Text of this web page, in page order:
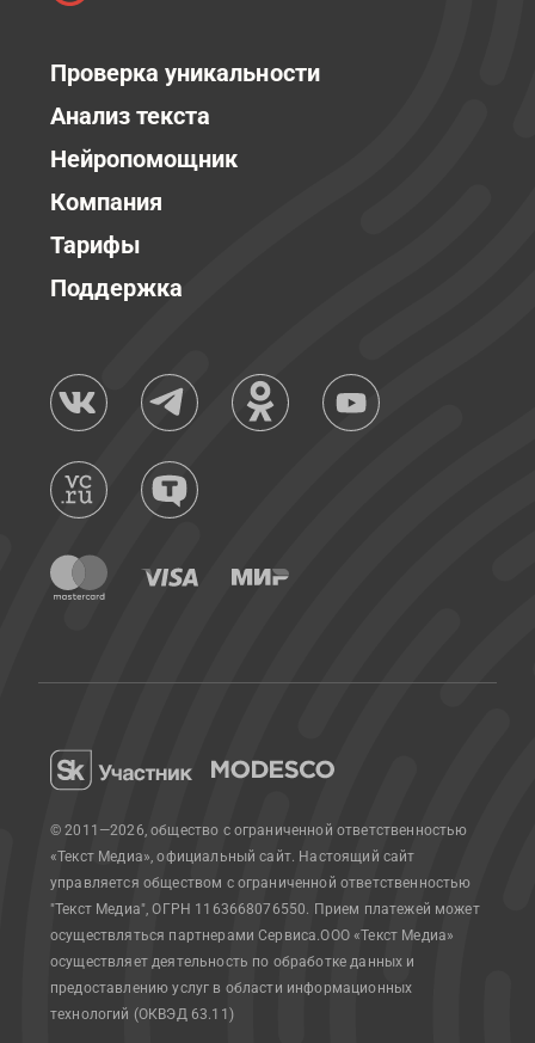
Проверка уникальности
Анализ текста
Нейропомощник
Компания
Тарифы
Поддержка
© 2011—2026, общество с ограниченной ответственностью
«Текст Медиа», официальный сайт. Настоящий сайт
управляется обществом с ограниченной ответственностью
"Текст Медиа", ОГРН 1163668076550. Прием платежей может
осуществляться партнерами Сервиса.ООО «Текст Медиа»
осуществляет деятельность по обработке данных и
предоставлению услуг в области информационных
технологий (ОКВЭД 63.11)